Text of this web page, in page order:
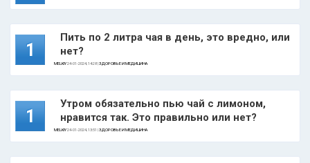
1
Пить по 2 литра чая в день, это вредно, или
нет?
MELKIY24-01-2024, 14:28 |ЗДОРОВЬЕ И МЕДИЦИНА
1
Утром обязательно пью чай с лимоном,
нравится так. Это правильно или нет?
MELKIY24-01-2024, 13:51 |ЗДОРОВЬЕ И МЕДИЦИНА